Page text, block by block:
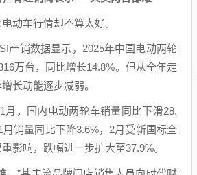
动车行情却不算太好。
产销数据显示，2025年中国电动两轮
万台，同比增长14.8%。但从全年走
长动能逐步减弱。
月，国内电动两轮车销量同比下滑28.
月销量同比下降3.6%，2月受新国标全
影响，跌幅进一步扩大至37.9%。